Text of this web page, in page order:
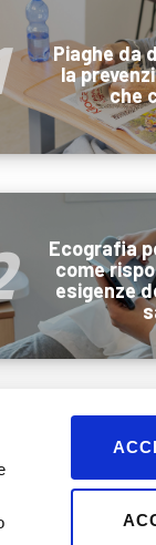
Piaghe da
la
che
Ecografia
come
esigenze
persona